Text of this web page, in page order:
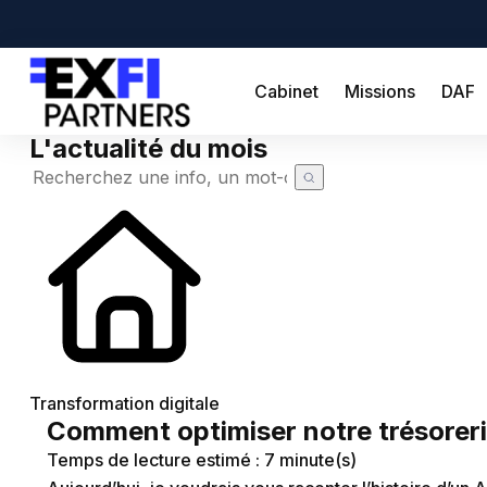
Cabinet Missions DAF
Cabinet
DAF
Créateur
Simulateurs
Recherche de code APE
Chômage partiel
Actualité à la une
Calendrier fiscal
Demande de devis
L'actualité du mois
Transformation digitale
Comment optimiser notre
Temps de lecture estimé : 7 minute(s)